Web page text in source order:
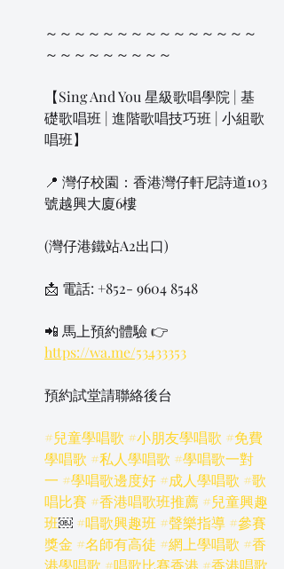
～～～～～～～～～～～～～～～
～～～～～～～～～
【Sing And You 星級歌唱學院 | 基
礎歌唱班 | 進階歌唱技巧班 | 小組歌
唱班】
📍 灣仔校園：香港灣仔軒尼詩道103
號越興大廈6樓
(灣仔港鐵站A2出口)
📩 電話: +852- 9604 8548
📲 馬上預約體驗 👉
https://wa.me/53433353
預約試堂請聯絡後台
#兒童學唱歌 #小朋友學唱歌 #免費
學唱歌 #私人學唱歌 #學唱歌一對
一 #學唱歌邊度好 #成人學唱歌 #歌
唱比賽 #香港唱歌班推薦 #兒童興趣
班￼ #唱歌興趣班 #聲樂指導 #參賽
獎金 #名師有高徒 #網上學唱歌 #香
港學唱歌 #唱歌比賽香港 #香港唱歌